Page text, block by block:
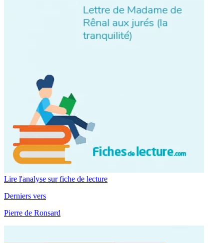
Lire l'analyse sur fiche de lecture
Derniers vers
Pierre de Ronsard